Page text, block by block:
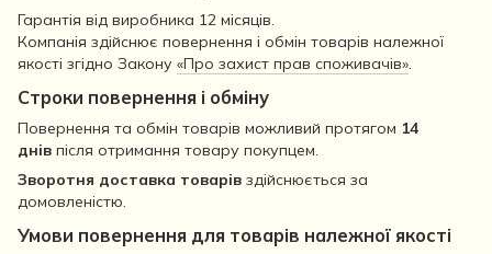
Гарантія від виробника 12 місяців.
Компанія здійснює повернення і обмін товарів належної
якості згідно Закону «Про захист прав споживачів».
Строки повернення і обміну
Повернення та обмін товарів можливий протягом 14
днів після отримання товару покупцем.
Зворотня доставка товарів здійснюється за
домовленістю.
Умови повернення для товарів належної якості